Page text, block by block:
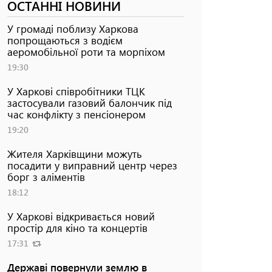
ОСТАННІ НОВИНИ
У громаді поблизу Харкова
попрощаються з водієм
аеромобільної роти та морпіхом
19:30
У Харкові співробітники ТЦК
застосували газовий балончик під
час конфлікту з пенсіонером
19:20
Жителя Харківщини можуть
посадити у виправний центр через
борг з аліментів
18:12
У Харкові відкривається новий
простір для кіно та концертів
17:31
Державі повернули землю в